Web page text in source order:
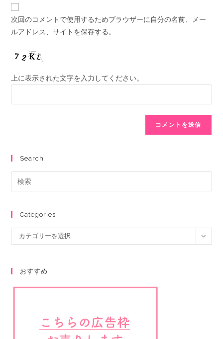
次回のコメントで使用するためブラウザーに自分の名前、メー
ルアドレス、サイトを保存する。
上に表示された文字を入力してください。
Search
Categories
カテゴリーを選択
おすすめ